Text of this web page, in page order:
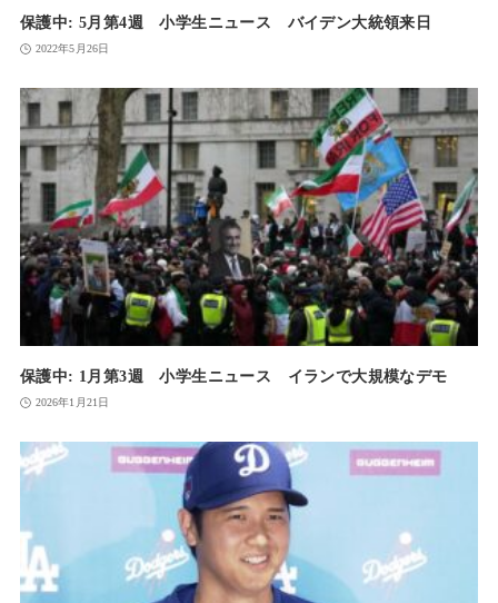
保護中: 5月第4週 小学生ニュース バイデン大統領来日
2022年5月26日
保護中: 1月第3週 小学生ニュース イランで大規模なデモ
2026年1月21日